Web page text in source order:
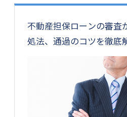
不動産担保ローンの審査
処法、通過のコツを徹底